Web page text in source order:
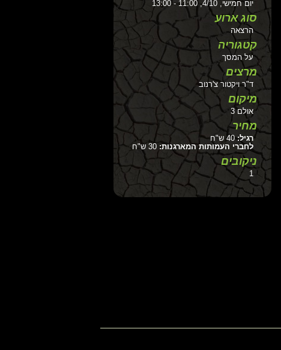
יום חמישי, 4/10, 11:00 - 13:00
סוג ארוע
הרצאה
קטגוריה
על המסך
מרצים
ד"ר ויקטור צ'רנוב
מיקום
אולם 3
מחיר
רגיל:40 ש"ח
לחברי העמותות המארגנות:
ניקובים
1